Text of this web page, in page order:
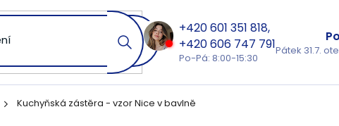
601 351 818
606 747 791
Po-Pá: 8:00-15:30
Pátek 31.7.
Kuchyňská zástěra - vzor Nice v bavlně